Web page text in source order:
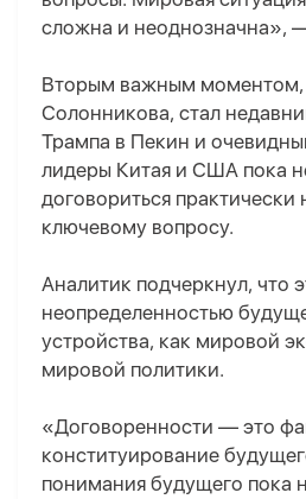
сложна и неоднозначна»,
Вторым важным моментом,
Солонникова, стал
Трампа в Пекин и
лидеры Китая и США пока
договориться
ключевому вопросу.
Аналитик подчеркнул, что
неопределенностью
устройства, как мировой
мировой политики.
«Договоренности — это
конституирование
понимания будущего пока